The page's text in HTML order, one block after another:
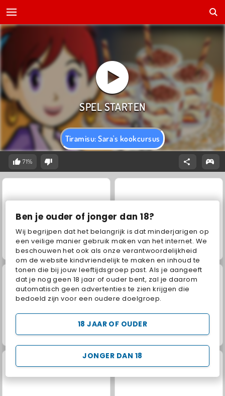
Ben je ouder of jonger dan 18?
Wij begrijpen dat het belangrijk is dat minderjarigen op
een veilige manier gebruik maken van het internet. We
beschouwen het ook als onze verantwoordelijkheid
om de website kindvriendelijk te maken en inhoud te
tonen die bij jouw leeftijdsgroep past. Als je aangeeft
dat je nog geen 18 jaar of ouder bent, zal je daarom
automatisch geen advertenties te zien krijgen die
bedoeld zijn voor een oudere doelgroep.
JONGER DAN 18
18 JAAR OF OUDER
Tiramisu: Sara's kookcursus
71%
Fashion Princess - Dress Up for Girls Jewel Garden Story
Farm Merge Valley Masha and the Bear: Meadows